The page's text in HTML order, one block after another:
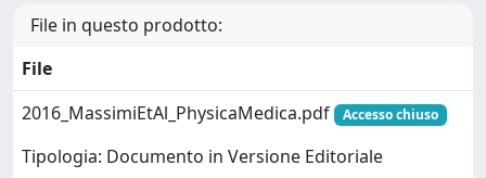
File in questo prodotto:
File
2016_MassimiEtAl_PhysicaMedica.pdf
Accesso chiuso
Tipologia: Documento in Versione Editoriale